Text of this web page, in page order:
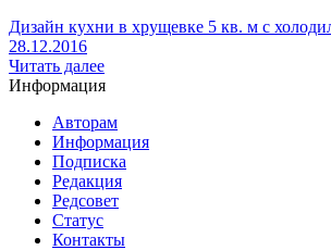
Дизайн кухни в хрущевке 5 кв. м с
28.12.2016
Читать далее
Информация
Авторам
Информация
Подписка
Редакция
Редсовет
Статус
Контакты